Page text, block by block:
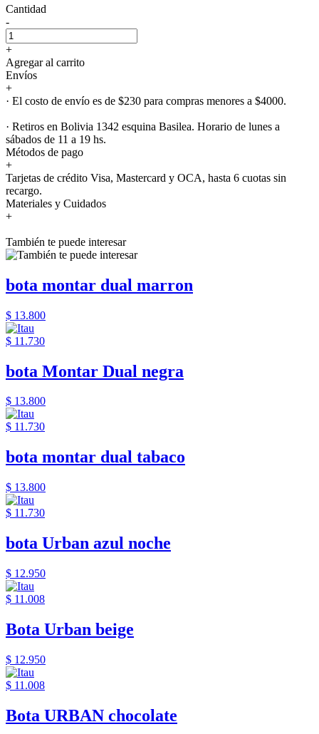
Cantidad
-
+
Agregar al carrito
Envíos
+
· El costo de envío es de $230 para compras menores a $4000.
· Retiros en Bolivia 1342 esquina Basilea. Horario de lunes a
sábados de 11 a 19 hs.
Métodos de pago
+
Tarjetas de crédito Visa, Mastercard y OCA, hasta 6 cuotas sin
recargo.
Materiales y Cuidados
+
También te puede interesar
bota montar dual marron
$ 13.800
$ 11.730
bota Montar Dual negra
$ 13.800
$ 11.730
bota montar dual tabaco
$ 13.800
$ 11.730
bota Urban azul noche
$ 12.950
$ 11.008
Bota Urban beige
$ 12.950
$ 11.008
Bota URBAN chocolate